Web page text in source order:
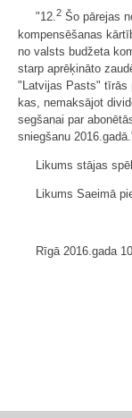
"12.2 Šo pārejas
kompensēšanas
no valsts budžeta
starp aprēķināto
"Latvijas Pasts" tīrās
kas, nemaksājot
segšanai par
sniegšanu
Likums stājas
Likums Saeimā
Rīgā 2016.gada